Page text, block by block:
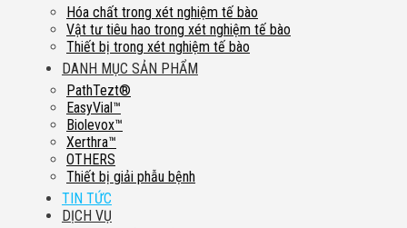
Hóa chất trong xét nghiệm tế bào
Vật tư tiêu hao trong xét nghiệm tế bào
Thiết bị trong xét nghiệm tế bào
DANH MỤC SẢN PHẨM
PathTezt®
EasyVial™
Biolevox™
Xerthra™
OTHERS
Thiết bị giải phẫu bệnh
TIN TỨC
DỊCH VỤ